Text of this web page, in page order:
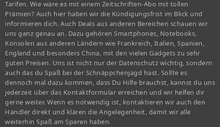
Tarifen. Wie wäre es mit einem Zeitschriften-Abo mit tollen
Prämien? Auch hier haben wir die Kündigungsfrist im Blick und
informieren dich. Auch Deals aus anderen Bereichen schauen wir
uns ganz genau an. Dazu gehören Smartphones, Notebooks,
Konsolen aus anderen Ländern wie Frankreich, Italien, Spanien,
England und besonders China, mit den vielen Gadgets zu sehr
guten Preisen. Uns ist nicht nur der Datenschutz wichtig, sondern
auch das du Spaß bei der Schnäppchenjagd hast. Sollte es
dennoch mal dazu kommen, dass Du Hilfe brauchst, kannst du uns
jederzeit über das Kontaktformular erreichen und wir helfen dir
gerne weiter. Wenn es notwendig ist, kontaktieren wir auch den
Händler direkt und klären die Angelegenheit, damit wir alle
weiterhin Spaß am Sparen haben.